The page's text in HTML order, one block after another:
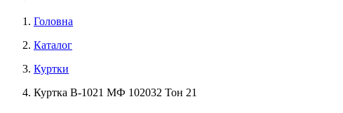
Головна
Каталог
Куртки
Куртка В-1021 МФ 102032 Тон 21